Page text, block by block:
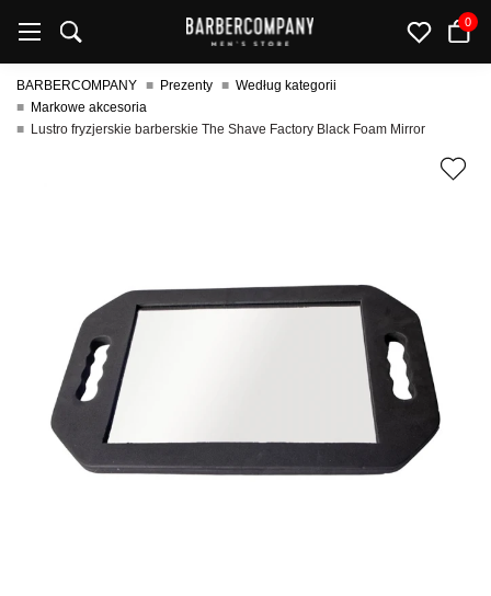
0
BARBERCOMPANY Prezenty
Według kategorii
Markowe akcesoria
Lustro fryzjerskie barberskie The Shave Factory Black Foam Mirror